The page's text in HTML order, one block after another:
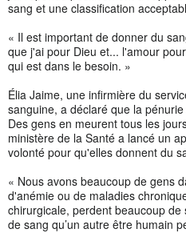
sang et une classification
« Il est important de donner du
que j'ai pour Dieu et... l'amour
qui est dans le besoin. »
Élia Jaime, une infirmière du
sanguine, a déclaré que la
Des gens en meurent tous les
ministère de la Santé a lancé un
volonté pour qu'elles donnent du
« Nous avons beaucoup de gens
d'anémie ou de maladies
chirurgicale, perdent beaucoup
de sang qu’un autre être humain